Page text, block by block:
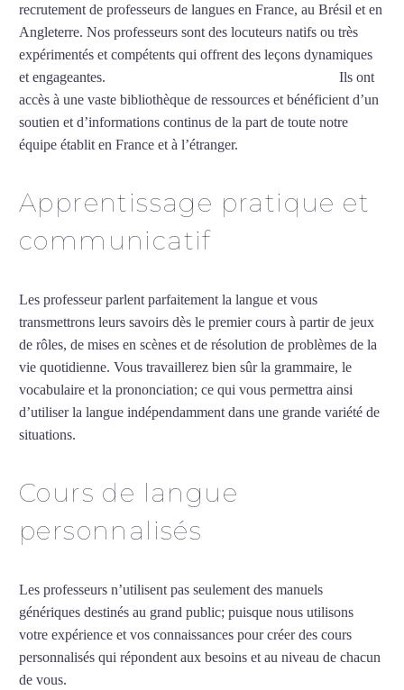
recrutement de professeurs de langues en France, au Brésil et en
Angleterre. Nos professeurs sont des locuteurs natifs ou très
expérimentés et compétents qui offrent des leçons dynamiques
et engageantes.
Ils ont
accès à une vaste bibliothèque de ressources et bénéficient d’un
soutien et d’informations continus de la part de toute notre
équipe établit en France et à l’étranger.
Apprentissage pratique et
communicatif
Les professeur parlent parfaitement la langue et vous
transmettrons leurs savoirs dès le premier cours à partir de jeux
de rôles, de mises en scènes et de résolution de problèmes de la
vie quotidienne. Vous travaillerez bien sûr la grammaire, le
vocabulaire et la prononciation; ce qui vous permettra ainsi
d’utiliser la langue indépendamment dans une grande variété de
situations.
Cours de langue
personnalisés
Les professeurs n’utilisent pas seulement des manuels
génériques destinés au grand public; puisque nous utilisons
votre expérience et vos connaissances pour créer des cours
personnalisés qui répondent aux besoins et au niveau de chacun
de vous.